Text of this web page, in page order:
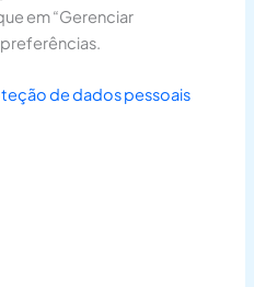
em “Gerenciar
de dados pessoais